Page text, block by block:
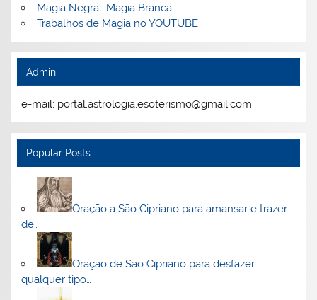
Magia Negra- Magia Branca
Trabalhos de Magia no YOUTUBE
Admin
e-mail: portal.astrologia.esoterismo@gmail.com
Popular Posts
Oração a São Cipriano para amansar e trazer
de…
Oração de São Cipriano para desfazer
qualquer tipo…